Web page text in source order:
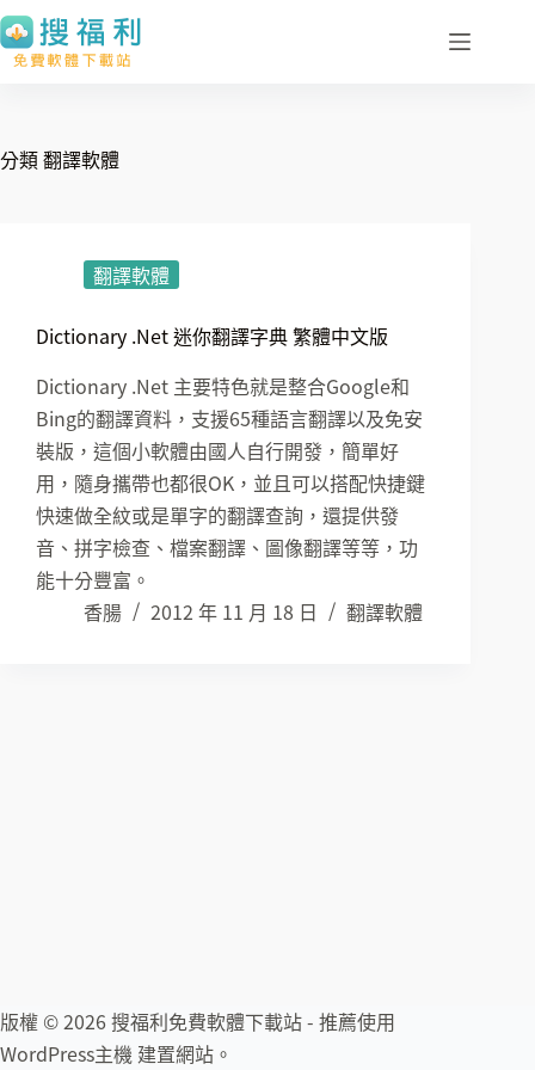
跳
至
內
容
分類翻譯軟體
翻譯軟體
Dictionary .Net 迷你翻譯字典 繁體中文版
Dictionary .Net 主要特色就是整合Google和
Bing的翻譯資料，支援65種語言翻譯以及免安
裝版，這個小軟體由國人自行開發，簡單好
用，隨身攜帶也都很OK，並且可以搭配快捷鍵
快速做全紋或是單字的翻譯查詢，還提供發
音、拼字檢查、檔案翻譯、圖像翻譯等等，功
能十分豐富。
香腸
2012 年 11 月 18 日 翻譯軟體
版權 © 2026 搜福利免費軟體下載站 - 推薦使用
WordPress主機 建置網站。